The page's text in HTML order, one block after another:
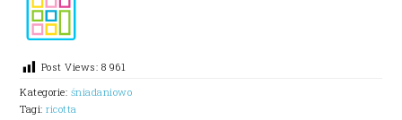
Post Views: 8 961
Kategorie: śniadaniowo
Tagi:ricotta